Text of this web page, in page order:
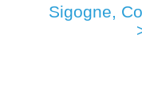
Sigogne,